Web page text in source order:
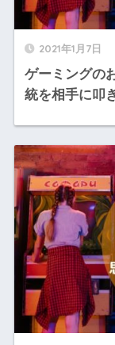
2021年1月7日
ゲーミングの
統を相手に叩